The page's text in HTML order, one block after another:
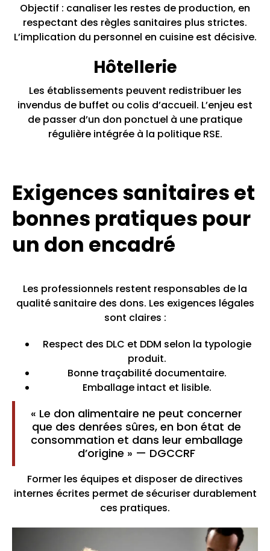
Objectif : canaliser les restes de production, en
respectant des règles sanitaires plus strictes.
L’implication du personnel en cuisine est décisive.
Hôtellerie
Les établissements peuvent redistribuer les
invendus de buffet ou colis d’accueil. L’enjeu est
de passer d’un don ponctuel à une pratique
régulière intégrée à la politique RSE.
Exigences sanitaires et
bonnes pratiques pour
un don encadré
Les professionnels restent responsables de la
qualité sanitaire des dons. Les exigences légales
sont claires :
Respect des DLC et DDM selon la typologie
produit.
Bonne traçabilité documentaire.
Emballage intact et lisible.
« Le don alimentaire ne peut concerner
que des denrées sûres, en bon état de
consommation et dans leur emballage
d’origine » — DGCCRF
Former les équipes et disposer de directives
internes écrites permet de sécuriser durablement
ces pratiques.